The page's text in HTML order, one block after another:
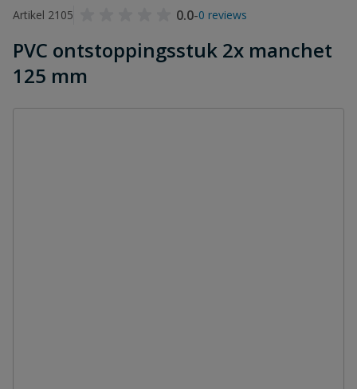
Artikel 2105
0.0-0 reviews
PVC ontstoppingsstuk 2x manchet
125 mm